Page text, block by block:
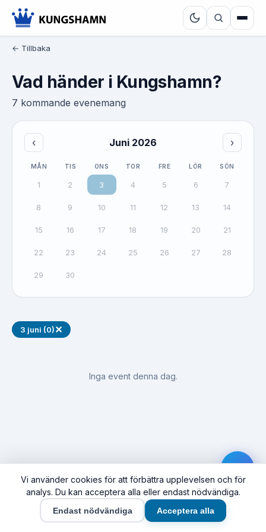
← Tillbaka
Vad händer i Kungshamn?
7 kommande evenemang
‹ Juni 2026 ›
MÅN TIS ONS TOR FRE LÖR SÖN
1 2 3 4 5 6 7
8 9 10 11 12 13 14
15 16 17 18 19 20 21
22 23 24 25 26 27 28
29 30
3 juni (0)✕
Inga event denna dag.
Vi använder cookies för att förbättra upplevelsen och för
analys. Du kan acceptera alla eller endast nödvändiga.
Endast nödvändiga Acceptera alla
Hem Synas här Företag